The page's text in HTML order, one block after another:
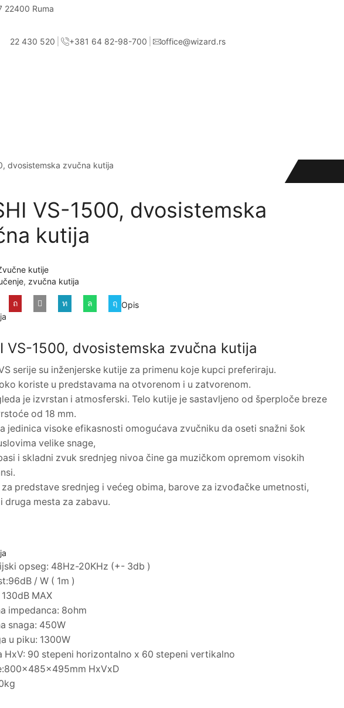
22400 Ruma
22 430 520 +381 64 82-98-700 office@wizard.rs
dvosistemska zvučna kutija
VS-1500, dvosistemska
kutija
kutije
, zvučna kutija
Opis
VS-1500, dvosistemska zvučna kutija
serije su inženjerske kutije za primenu koje kupci preferiraju.
koriste u predstavama na otvorenom i u zatvorenom.
je izvrstan i atmosferski. Telo kutije je sastavljeno od šperploče breze
od 18 mm.
jedinica visoke efikasnosti omogućava zvučniku da oseti snažni šok
velike snage,
i skladni zvuk srednjeg nivoa čine ga muzičkom opremom visokih
predstave srednjeg i većeg obima, barove za izvođačke umetnosti,
druga mesta za zabavu.
opseg: 48Hz-20KHz (+- 3db )
/ W ( 1m )
MAX
impedanca: 8ohm
snaga: 450W
u piku: 1300W
HxV: 90 stepeni horizontalno x 60 stepeni vertikalno
HxVxD